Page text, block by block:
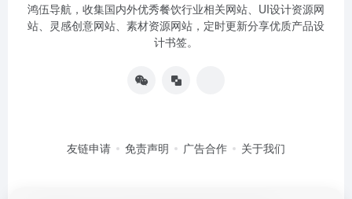
鸿伍导航，收集国内外优秀餐饮行业相关网站、UI设计资源网
站、灵感创意网站、素材资源网站，定时更新分享优质产品设
计书签。
友链申请 免责声明 广告合作 关于我们